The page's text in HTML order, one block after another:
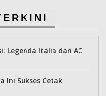
Legenda Italia dan AC
Ini Sukses Cetak